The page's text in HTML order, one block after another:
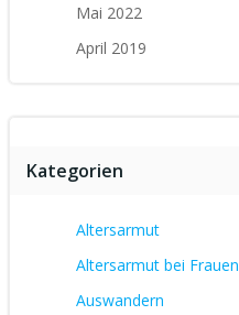
Mai 2022
April 2019
Kategorien
Altersarmut
Altersarmut bei Frauen
Auswandern